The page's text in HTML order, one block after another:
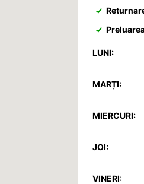
LUNI:
MARȚI:
MIERCURI:
JOI:
VINERI: